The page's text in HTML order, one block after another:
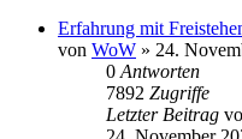
Erfahrung mit
von WoW » 24.
0 Antworten
7892 Zugriffe
Letzter Beitrag